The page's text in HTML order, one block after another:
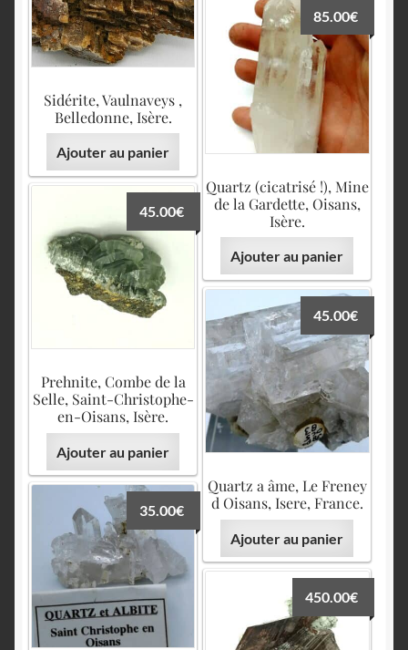
Sidérite, Vaulnaveys ,
Belledonne, Isère.
Ajouter au panier
Quartz (cicatrisé !), Mine
de la Gardette, Oisans,
Isère.
85.00€
Ajouter au panier
Prehnite, Combe de la
Selle, Saint-Christophe-
en-Oisans, Isère.
45.00€
Ajouter au panier
Quartz a âme, Le Freney
d Oisans, Isere, France.
45.00€
Ajouter au panier
35.00€
450.00€